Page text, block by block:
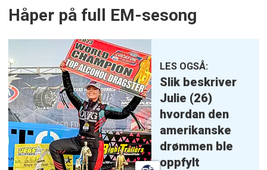
Håper på full EM-sesong
LES OGSÅ:
Slik beskriver
Julie (26)
hvordan den
amerikanske
drømmen ble
oppfylt